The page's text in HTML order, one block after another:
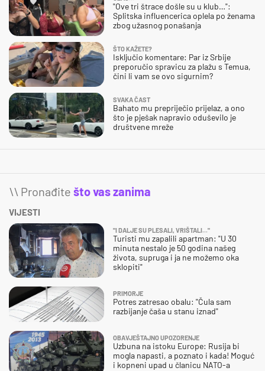
"Ove tri štrace došle su u klub…":
Splitska influencerica oplela po ženama
zbog užasnog ponašanja
ŠTO KAŽETE?
Isključio komentare: Par iz Srbije
preporučio spravicu za plažu s Temua,
čini li vam se ovo sigurnim?
SVAKA ČAST
Bahato mu prepriječio prijelaz, a ono
što je pješak napravio oduševilo je
društvene mreže
\\ Pronađite što vas zanima
VIJESTI
"I DALJE SU PLESALI, VRIŠTALI..."
Turisti mu zapalili apartman: "U 30
minuta nestalo je 50 godina našeg
života, supruga i ja ne možemo oka
sklopiti"
PRIMORJE
Potres zatresao obalu: "Čula sam
razbijanje čaša u stanu iznad"
OBAVJEŠTAJNO UPOZORENJE
Uzbuna na istoku Europe: Rusija bi
mogla napasti, a poznato i kada! Moguć
i kopneni upad u članicu NATO-a